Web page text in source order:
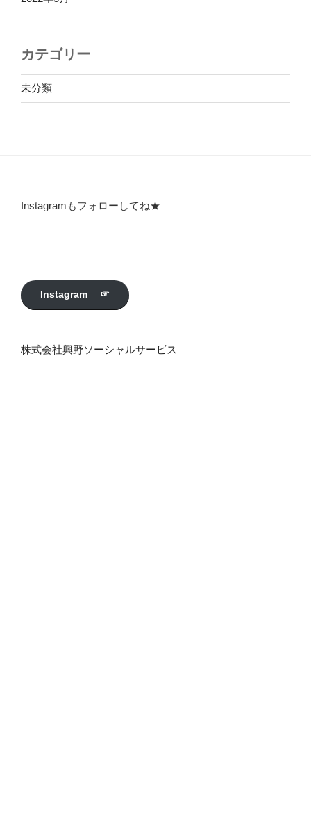
カテゴリー
未分類
Instagramもフォローしてね★
Instagram ☞
株式会社興野ソーシャルサービス